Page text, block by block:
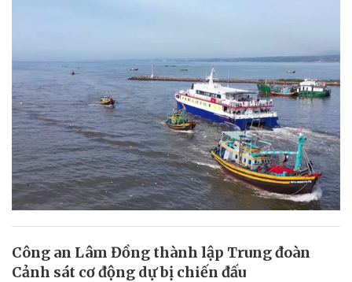
Công an Lâm Đồng thành lập Trung đoàn
Cảnh sát cơ động dự bị chiến đấu